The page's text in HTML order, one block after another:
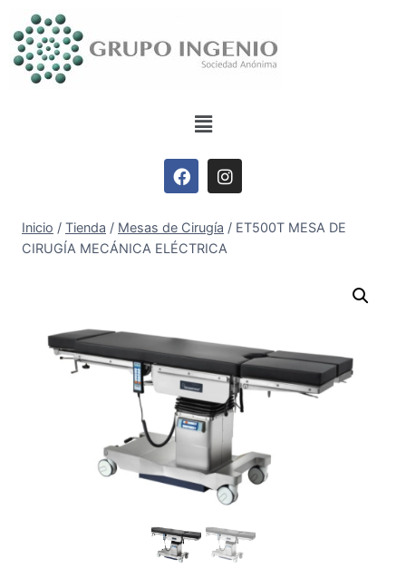
Inicio / Tienda / Mesas de Cirugía / ET500T MESA DE
CIRUGÍA MECÁNICA ELÉCTRICA